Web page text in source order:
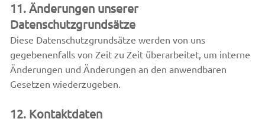
11. Änderungen unserer
Datenschutzgrundsätze
Diese Datenschutzgrundsätze werden von uns
gegebenenfalls von Zeit zu Zeit überarbeitet, um interne
Änderungen und Änderungen an den anwendbaren
Gesetzen wiederzugeben.
12. Kontaktdaten